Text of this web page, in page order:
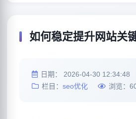
如何稳定提升网站关
日期： 2026-04-30 12:34:48
栏目： seo优化 浏览：